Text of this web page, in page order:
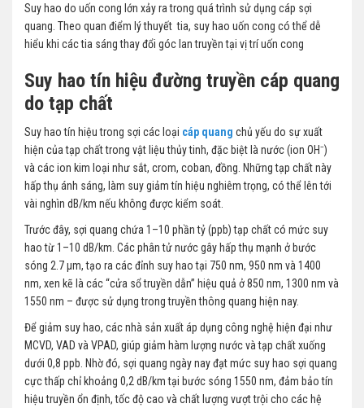
Suy hao do uốn cong lớn xảy ra trong quá trình sử dụng cáp sợi
quang. Theo quan điểm lý thuyết tia, suy hao uốn cong có thể dễ
hiểu khi các tia sáng thay đổi góc lan truyền tại vị trí uốn cong
Suy hao tín hiệu đường truyền cáp quang
do tạp chất
Suy hao tín hiệu trong sợi các loại cáp quang chủ yếu do sự xuất
hiện của tạp chất trong vật liệu thủy tinh, đặc biệt là nước (ion OH⁻)
và các ion kim loại như sắt, crom, coban, đồng. Những tạp chất này
hấp thụ ánh sáng, làm suy giảm tín hiệu nghiêm trọng, có thể lên tới
vài nghìn dB/km nếu không được kiểm soát.
Trước đây, sợi quang chứa 1–10 phần tỷ (ppb) tạp chất có mức suy
hao từ 1–10 dB/km. Các phân tử nước gây hấp thụ mạnh ở bước
sóng 2.7 µm, tạo ra các đỉnh suy hao tại 750 nm, 950 nm và 1400
nm, xen kẽ là các “cửa sổ truyền dẫn” hiệu quả ở 850 nm, 1300 nm và
1550 nm – được sử dụng trong truyền thông quang hiện nay.
Để giảm suy hao, các nhà sản xuất áp dụng công nghệ hiện đại như
MCVD, VAD và VPAD, giúp giảm hàm lượng nước và tạp chất xuống
dưới 0,8 ppb. Nhờ đó, sợi quang ngày nay đạt mức suy hao sợi quang
cực thấp chỉ khoảng 0,2 dB/km tại bước sóng 1550 nm, đảm bảo tín
hiệu truyền ổn định, tốc độ cao và chất lượng vượt trội cho các hệ